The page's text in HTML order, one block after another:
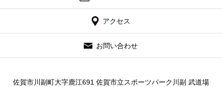
アクセス
お問い合わせ
佐賀市川副町大字鹿江691 佐賀市立スポーツパーク川副 武道場